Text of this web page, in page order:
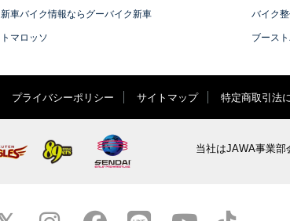
新車バイク情報ならグーバイク新車 バイク
トマロッソ ブース
プライバシーポリシー サイトマップ 特定商取引法
当社はJAWA事業部